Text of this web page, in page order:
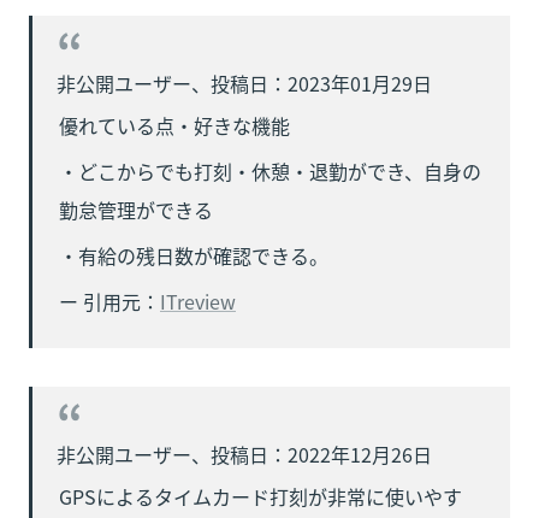
優れている点・好きな機能
・どこからでも打刻・休憩・退勤ができ、自身の
勤怠管理ができる
・有給の残日数が確認できる。
ー 引用元： ITreview
GPSによるタイムカード打刻が非常に使いやす